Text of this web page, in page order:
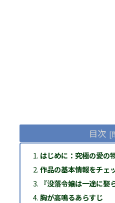
目次
はじめに：究極の愛の
作品の基本情報をチェ
『没落令嬢は一途に娶
胸が高鳴るあらすじ